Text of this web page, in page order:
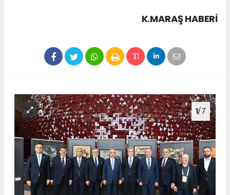
K.MARAŞ HABERİ
1/7